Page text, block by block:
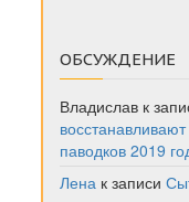
ОБСУЖДЕНИЕ
Владиславк
паводков 2019
Ленак записи